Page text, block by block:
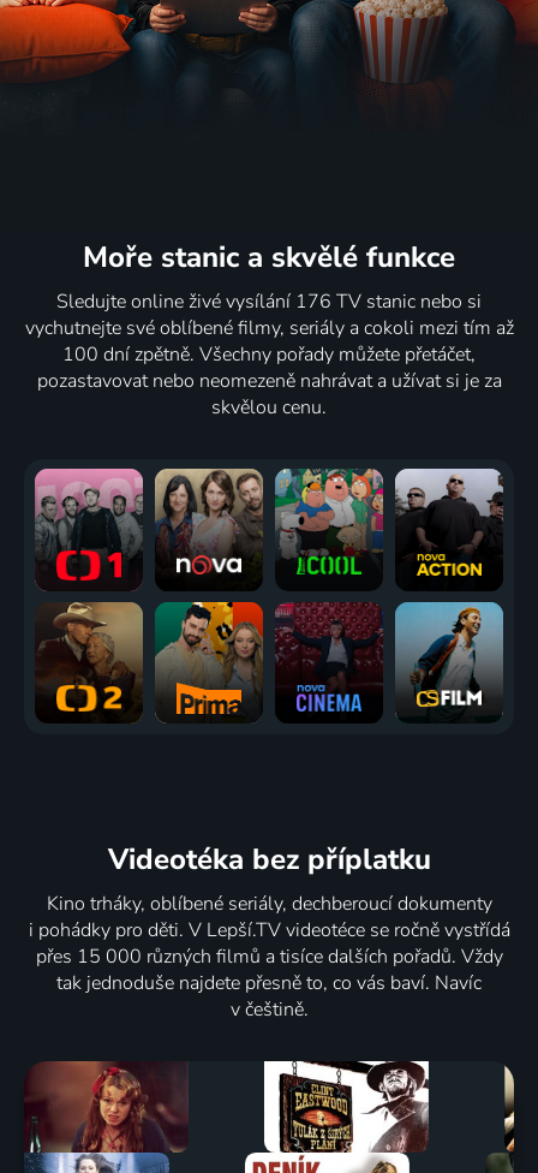
Moře stanic a skvělé funkce
Sledujte online živé vysílání 176 TV stanic nebo si
vychutnejte své oblíbené filmy, seriály a cokoli mezi tím až
100 dní zpětně. Všechny pořady můžete přetáčet,
pozastavovat nebo neomezeně nahrávat a užívat si je za
skvělou cenu.
Videotéka bez příplatku
Kino trháky, oblíbené seriály, dechberoucí dokumenty
i pohádky pro děti. V Lepší.TV videotéce se ročně vystřídá
přes 15 000 různých filmů a tisíce dalších pořadů. Vždy
tak jednoduše najdete přesně to, co vás baví. Navíc
v češtině.